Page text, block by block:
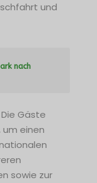
und
nach
Gäste
einen
sowie zur